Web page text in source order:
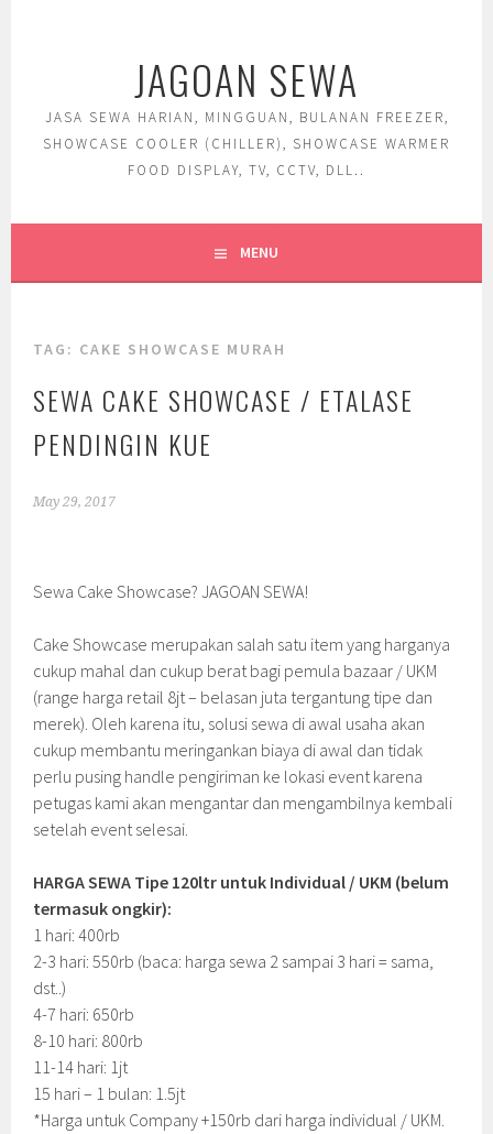
JAGOAN SEWA
JASA SEWA HARIAN, MINGGUAN, BULANAN FREEZER,
SHOWCASE COOLER (CHILLER), SHOWCASE WARMER
FOOD DISPLAY, TV, CCTV, DLL..
MENU
TAG: CAKE SHOWCASE MURAH
SEWA CAKE SHOWCASE / ETALASE
PENDINGIN KUE
May 29, 2017
Sewa Cake Showcase? JAGOAN SEWA!
Cake Showcase merupakan salah satu item yang harganya
cukup mahal dan cukup berat bagi pemula bazaar / UKM
(range harga retail 8jt – belasan juta tergantung tipe dan
merek). Oleh karena itu, solusi sewa di awal usaha akan
cukup membantu meringankan biaya di awal dan tidak
perlu pusing handle pengiriman ke lokasi event karena
petugas kami akan mengantar dan mengambilnya kembali
setelah event selesai.
HARGA SEWA Tipe 120ltr untuk Individual / UKM (belum
termasuk ongkir):
1 hari: 400rb
2-3 hari: 550rb (baca: harga sewa 2 sampai 3 hari = sama,
dst..)
4-7 hari: 650rb
8-10 hari: 800rb
11-14 hari: 1jt
15 hari – 1 bulan: 1.5jt
*Harga untuk Company +150rb dari harga individual / UKM.